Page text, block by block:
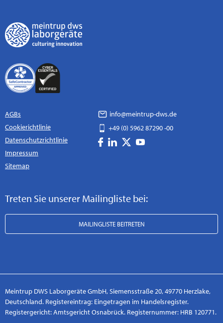
AGBs
Cookierichtlinie
Datenschutzrichtlinie
Impressum
Sitemap
info@meintrup-dws.de
+49 (0) 5962 87290 -00
Treten Sie unserer Mailingliste bei:
MAILINGLISTE BEITRETEN
Meintrup DWS Laborgeräte GmbH, Siemensstraße 20, 49770 Herzlake,
Deutschland. Registereintrag: Eingetragen im Handelsregister.
Registergericht: Amtsgericht Osnabrück. Registernummer: HRB 120771.